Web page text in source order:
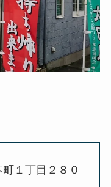
１丁目２８０